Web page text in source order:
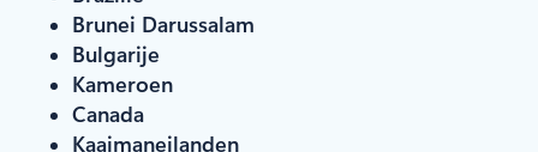
Brunei Darussalam
Bulgarije
Kameroen
Canada
Kaaimaneilanden